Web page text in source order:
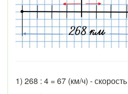
1) 268 : 4 = 67 (км/ч) -